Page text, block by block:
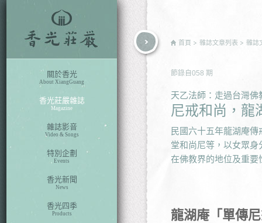
關於香光
About XiangGuang
香光莊嚴雜誌
Magazine
雜誌影音
Video & Songs
特別企劃
Events
香光新聞
News
香光四季
Products
首頁 雜誌文章列表 雜誌
節錄自 058 期
天乙法師：走過台灣佛
尼戒和尚，龍
民國六十五年龍湖庵
堂和尚尼等，以女眾
在佛教界的地位及重要
龍湖庵「單傳